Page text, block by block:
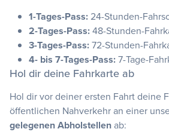
1-Tages-Pass: 24-Stunden-
2-Tages-Pass:48-Stunden-
3-Tages-Pass:72-Stunden-
4- bis 7-Tages-Pass:7-Tage-
Hol dir deine Fahrkarte ab
Hol dir vor deiner ersten Fahrt deine
öffentlichen Nahverkehr an einer
gelegenen Abholstellenab: